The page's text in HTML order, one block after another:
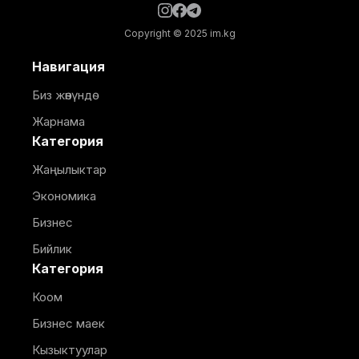
Copyright © 2025 im.kg
Навигация
Биз жөнүндө
Жарнама
Категория
Жаңылыктар
Экономика
Бизнес
Бийлик
Категория
Коом
Бизнес маек
Кызыктуулар